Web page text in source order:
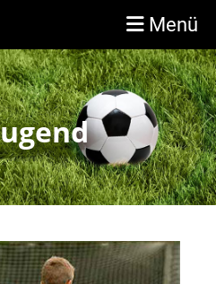
Menü